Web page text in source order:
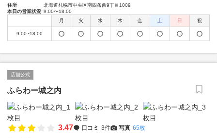
住所
北海道札幌市中央区南四条西9丁目1009
本日の営業状況 9:00〜18:00
月
火 水 木 金 土 日 祝
9:00~18:00
店舗公式
ふらわー城之内
3.47 口コミ 3件 写真 65枚